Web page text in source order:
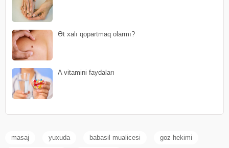
Ət xalı qopartmaq olarmı?
A vitamini faydaları
masaj yuxuda babasil mualicesi goz hekimi